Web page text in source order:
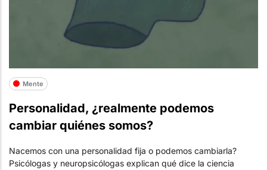
Mente
Personalidad, ¿realmente podemos
cambiar quiénes somos?
Nacemos con una personalidad fija o podemos cambiarla?
Psicólogas y neuropsicólogas explican qué dice la ciencia